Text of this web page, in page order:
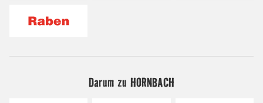
Darum zu HORNBACH